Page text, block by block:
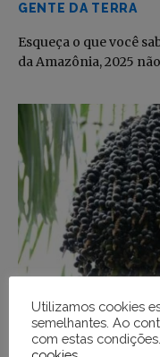
GENTE DA TERRA
Esqueça o que você
da Amazônia, 2025
Produção de
Utilizamos cookies
semelhantes. Ao
com estas